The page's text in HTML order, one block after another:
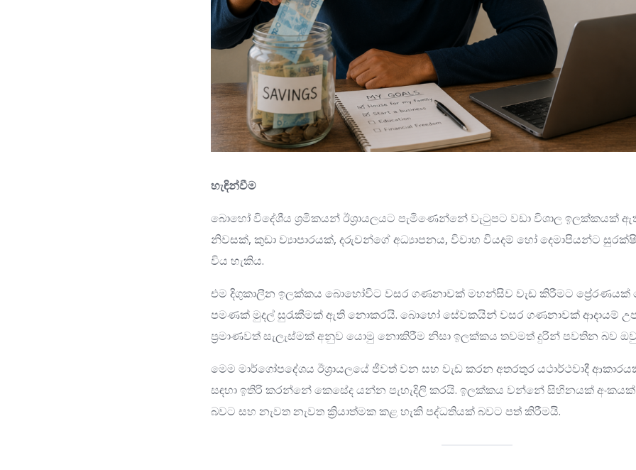
හැඳින්වීම
බොහෝ විදේශීය ශ්‍රමිකයන් ඊශ්‍රායලයට පැමිණෙන්නේ වැටුපට වඩා විශාල ඉලක්කයක්
නිවසක්, කුඩා ව්‍යාපාරයක්, දරුවන්ගේ අධ්‍යාපනය, විවාහ වියදම් හෝ දෙමාපියන්ට
විය හැකිය.
එම දිගුකාලීන ඉලක්කය බොහෝවිට වසර ගණනාවක් මහන්සිව වැඩ කිරීමට ප්‍රේරණයක්
පමණක් මුදල් සුරැකීමක් ඇති නොකරයි. බොහෝ සේවකයින් වසර ගණනාවක් ආදායම්
ප්‍රමාණවත් සැලැස්මක් අනුව යොමු නොකිරීම නිසා ඉලක්කය තවමත් දුරින් පවතින බව
මෙම මාර්ගෝපදේශය ඊශ්‍රායලයේ ජීවත් වන සහ වැඩ කරන අතරතුර යථාර්ථවාදී
සඳහා ඉතිරි කරන්නේ කෙසේද යන්න පැහැදිලි කරයි. ඉලක්කය වන්නේ සිහිනයක්
බවට සහ නැවත නැවත ක්‍රියාත්මක කළ හැකි පද්ධතියක් බවට පත් කිරීමයි.